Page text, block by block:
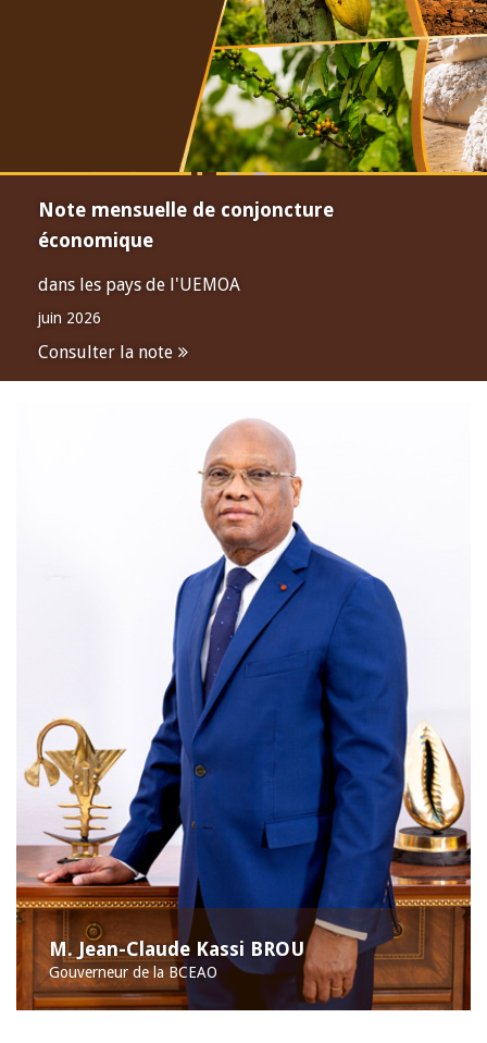
Note mensuelle de conjoncture
économique
dans les pays de l'UEMOA
juin 2026
Consulter la note
M. Jean-Claude Kassi BROU
Gouverneur de la BCEAO